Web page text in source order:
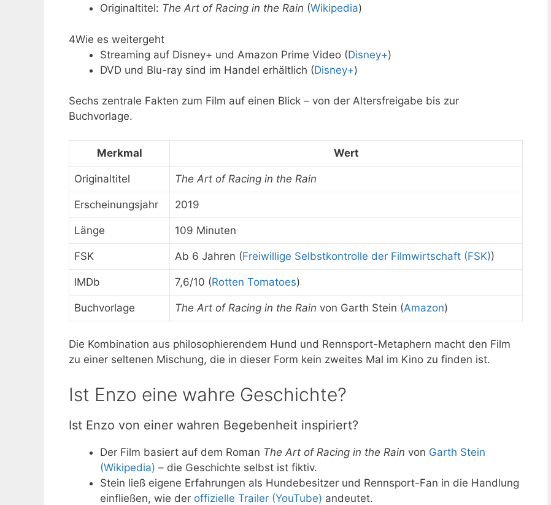
Originaltitel: The Art of Racing in the Rain (Wikipedia)
4Wie es weitergeht
Streaming auf Disney+ und Amazon Prime Video (Disney+)
DVD und Blu-ray sind im Handel erhältlich (Disney+)
Sechs zentrale Fakten zum Film auf einen Blick – von der Altersfreigabe bis zur
Buchvorlage.
Merkmal Wert
Originaltitel The Art of Racing in the Rain
Erscheinungsjahr 2019
Länge 109 Minuten
FSK Ab 6 Jahren (Freiwillige Selbstkontrolle der Filmwirtschaft (FSK))
IMDb 7,6/10 (Rotten Tomatoes)
Buchvorlage The Art of Racing in the Rain von Garth Stein (Amazon)
Die Kombination aus philosophierendem Hund und Rennsport-Metaphern macht den Film
zu einer seltenen Mischung, die in dieser Form kein zweites Mal im Kino zu finden ist.
Ist Enzo eine wahre Geschichte?
Ist Enzo von einer wahren Begebenheit inspiriert?
Der Film basiert auf dem Roman The Art of Racing in the Rain von Garth Stein
(Wikipedia) – die Geschichte selbst ist fiktiv.
Stein ließ eigene Erfahrungen als Hundebesitzer und Rennsport-Fan in die Handlung
einfließen, wie der offizielle Trailer (YouTube) andeutet.